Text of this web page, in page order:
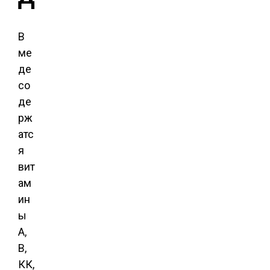
В
ме
де
со
де
рж
атс
я
вит
ам
ин
ы
А,
В,
КК,